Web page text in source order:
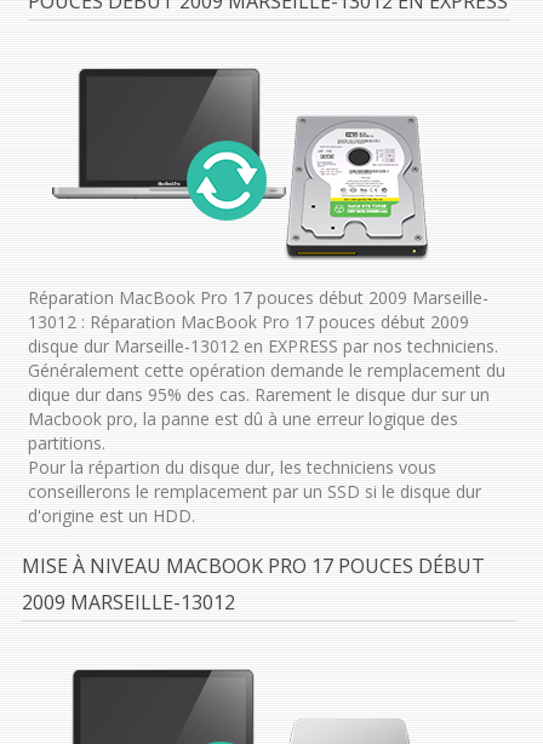
Réparation MacBook Pro 17 pouces début 2009 Marseille-
13012 : Réparation MacBook Pro 17 pouces début 2009
disque dur Marseille-13012 en EXPRESS par nos techniciens.
Généralement cette opération demande le remplacement du
dique dur dans 95% des cas. Rarement le disque dur sur un
Macbook pro, la panne est dû à une erreur logique des
partitions.
Pour la répartion du disque dur, les techniciens vous
conseillerons le remplacement par un SSD si le disque dur
d'origine est un HDD.
MISE À NIVEAU MACBOOK PRO 17 POUCES DÉBUT
2009 MARSEILLE-13012